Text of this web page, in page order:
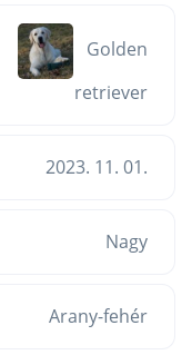
Golden
retriever
2023. 11. 01.
Nagy
Arany-fehér